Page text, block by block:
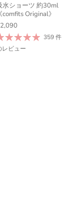
水ショーツ 約30ml
《comfits Original》
359 件
レビュー